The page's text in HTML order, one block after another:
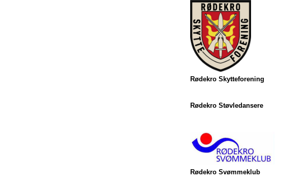
Rødekro Skytteforening
Rødekro Støvledansere
Rødekro Svømmeklub